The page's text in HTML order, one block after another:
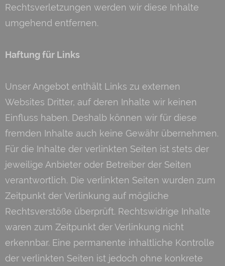
Rechtsverletzungen werden wir diese Inhalte
umgehend entfernen.
Haftung für Links
Unser Angebot enthält Links zu externen
Websites Dritter, auf deren Inhalte wir keinen
Einfluss haben. Deshalb können wir für diese
fremden Inhalte auch keine Gewähr übernehmen.
Für die Inhalte der verlinkten Seiten ist stets der
jeweilige Anbieter oder Betreiber der Seiten
verantwortlich. Die verlinkten Seiten wurden zum
Zeitpunkt der Verlinkung auf mögliche
Rechtsverstöße überprüft. Rechtswidrige Inhalte
waren zum Zeitpunkt der Verlinkung nicht
erkennbar. Eine permanente inhaltliche Kontrolle
der verlinkten Seiten ist jedoch ohne konkrete